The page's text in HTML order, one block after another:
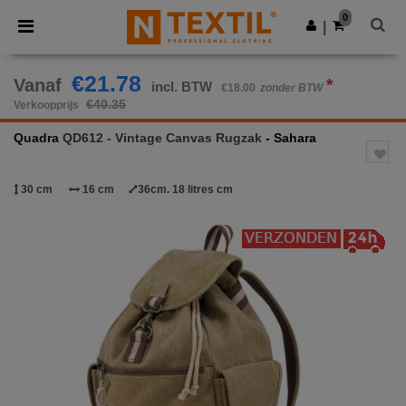
× Ntextil-app
Betere prijzen in de app!
Download app
0
Vanaf €21.78 incl. BTW €18.00 zonder BTW *
Verkoopprijs €40.35
Quadra QD612 - Vintage Canvas Rugzak - Sahara
30 cm 16 cm 36cm. 18 litres cm